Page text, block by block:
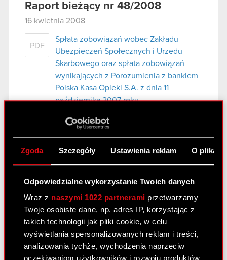
Zgoda Szczegóły Ustawienia reklam O
Odpowiedzialne wykorzystanie Twoich danych
Wraz z naszymi 1022 partnerami przetwarzamy
Twoje osobiste dane, np. adres IP, korzystając z
takich technologii jak pliki cookie, w celu
wyświetlania spersonalizowanych reklam i treści,
analizowania tychże, wychodzenia naprzeciw
Raport bieżący nr 48/2008
16 kwietnia 2008
PDF
Spłata zobowiązań wobec Zakładu
Ubezpieczeń Społecznych i Urzędu
Skarbowego oraz spłata zobowiązań
wynikających z Porozumienia z bankiem
Polska Kasa Opieki S.A. z dnia 11
października 2007 roku.
Raport bieżący nr 47/2008
14 kwietnia 2008
PDF
zakładowego Optimus S.A.
Raport bieżący nr 46/2008
11 kwietnia 2008
Apelacja od wyroku Sądu Rejonowego w